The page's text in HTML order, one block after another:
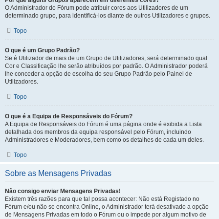
O Administrador do Fórum pode atribuir cores aos Utilizadores de um
determinado grupo, para identificá-los diante de outros Utilizadores e grupos.
Topo
O que é um Grupo Padrão?
Se é Utilizador de mais de um Grupo de Utilizadores, será determinado qual
Cor e Classificação lhe serão atribuídos por padrão. O Administrador poderá
lhe conceder a opção de escolha do seu Grupo Padrão pelo Painel de
Utilizadores.
Topo
O que é a Equipa de Responsáveis do Fórum?
A Equipa de Responsáveis do Fórum é uma página onde é exibida a Lista
detalhada dos membros da equipa responsável pelo Fórum, incluindo
Administradores e Moderadores, bem como os detalhes de cada um deles.
Topo
Sobre as Mensagens Privadas
Não consigo enviar Mensagens Privadas!
Existem três razões para que tal possa acontecer: Não está Registado no
Fórum e/ou não se encontra Online, o Administrador terá desativado a opção
de Mensagens Privadas em todo o Fórum ou o impede por algum motivo de